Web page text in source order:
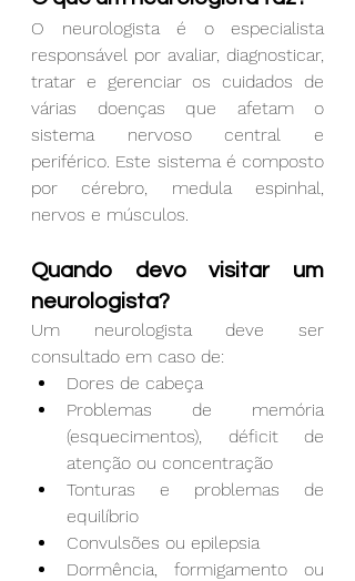
O neurologista é o especialista
responsável por avaliar, diagnosticar,
tratar e gerenciar os cuidados de
várias doenças que afetam o
sistema nervoso central e
periférico. Este sistema é composto
por cérebro, medula espinhal,
nervos e músculos.
Quando devo visitar um
neurologista?
Um neurologista deve ser
consultado em caso de:
Dores de cabeça
Problemas de memória
(esquecimentos), déficit de
atenção ou concentração
Tonturas e problemas de
equilíbrio
Convulsões ou epilepsia
Dormência, formigamento ou